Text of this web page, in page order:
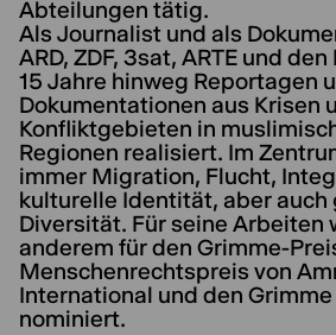
Abteilungen tätig.
Als Journalist und als
ARD, ZDF, 3sat, ARTE und
15 Jahre hinweg Reportagen
Dokumentationen aus Krisen
Konfliktgebieten in
Regionen realisiert. Im
immer Migration, Flucht,
kulturelle Identität, aber
Diversität. Für seine Arbeiten
anderem für den Grimme-
Menschenrechtspreis von
International und den
nominiert.